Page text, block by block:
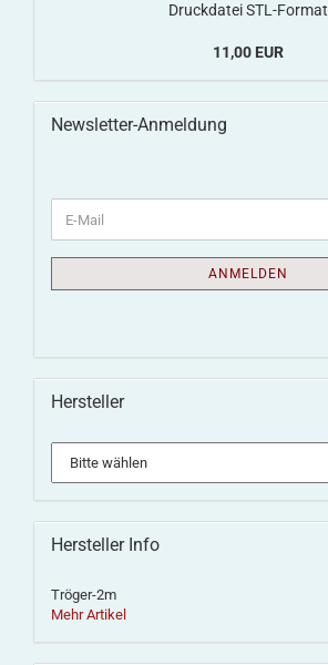
Druckdatei STL-Format
11,00 EUR
Newsletter-Anmeldung
ANMELDEN
Hersteller
Hersteller Info
Tröger-2m
Mehr Artikel